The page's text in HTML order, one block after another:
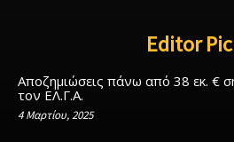
Editor
Αποζημιώσεις πάνω από 38 εκ. €
τον ΕΛ.Γ.Α.
4 Μαρτίου, 2025